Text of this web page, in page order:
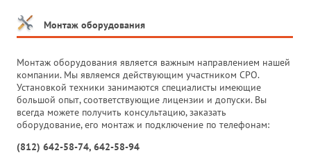
Монтаж оборудования
Монтаж оборудования является важным направлением нашей
компании. Мы являемся действующим участником СРО.
Установкой техники занимаются специалисты имеющие
большой опыт, соответствующие лицензии и допуски. Вы
всегда можете получить консультацию, заказать
оборудование, его монтаж и подключение по телефонам:
(812) 642-58-74, 642-58-94